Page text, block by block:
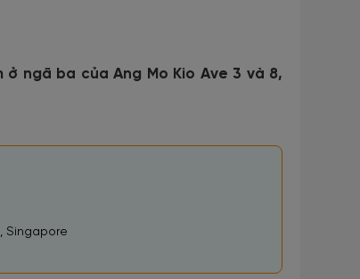
ngã ba của Ang Mo Kio Ave 3 và 8,
Singapore